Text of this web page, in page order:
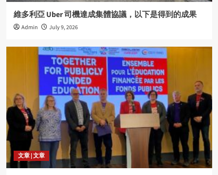
維多利亞 Uber 司機達成集體協議，以下是得到的成果
Admin July 9, 2026
文章 | 文章